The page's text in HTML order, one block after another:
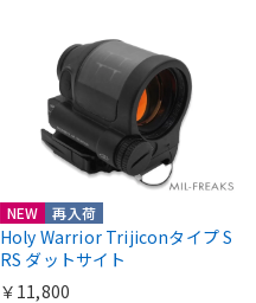
NEW 再入荷
Holy Warrior Trijiconタイプ S
RS ダットサイト
￥11,800